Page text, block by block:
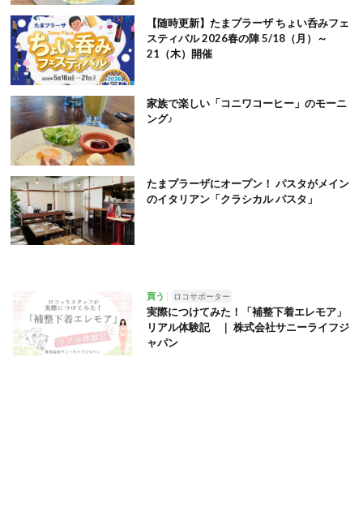
【随時更新】たまプラーザ ちょい呑みフェ
スティバル 2026春の陣 5/18（月）～
21（木）開催
家族で楽しい「コニワコーヒー」のモーニ
ング♪
たまプラーザにオープン！ パスタがメイン
のイタリアン「クラシカル パスタ」
買う ロコサポーター
実際につけてみた！「補整下着エレモア」
リアル体験記 ｜ 株式会社サニーライフジ
ャパン